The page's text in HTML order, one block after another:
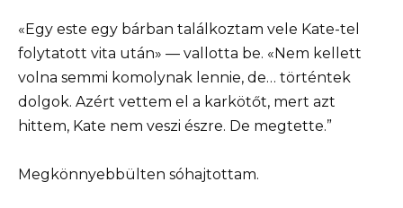
«Egy este egy bárban találkoztam vele Kate-tel
folytatott vita után» — vallotta be. «Nem kellett
volna semmi komolynak lennie, de… történtek
dolgok. Azért vettem el a karkötőt, mert azt
hittem, Kate nem veszi észre. De megtette.”
Megkönnyebbülten sóhajtottam.